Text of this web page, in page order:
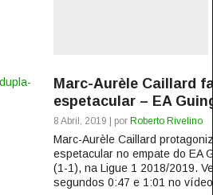
Marc-Aurèle Caillard
espetacular – EA
8 Abril, 2019 | por Roberto Rivelino
Marc-Aurèle Caillard
espetacular no empate do EA
(1-1), na Ligue 1 2018/2019.
segundos 0:47 e 1:01 no